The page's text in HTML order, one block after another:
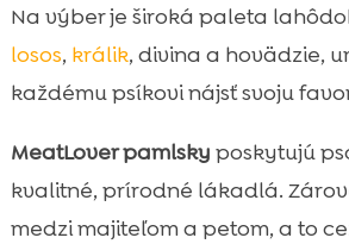
Na výber je široká paleta
losos, králik, divina a hovädzie,
každému psíkovi nájsť svoju
MeatLover pamlsky poskytujú
kvalitné, prírodné lákadlá.
medzi majiteľom a petom, a to